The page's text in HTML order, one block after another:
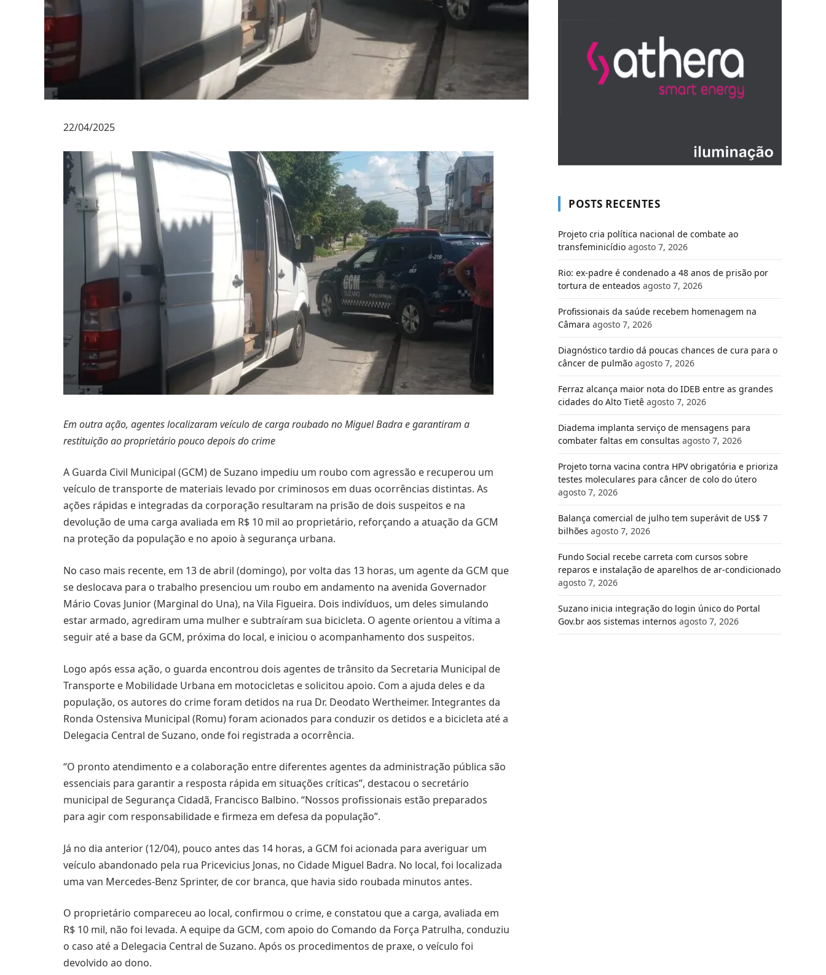
22/04/2025
Em outra ação, agentes localizaram veículo de carga roubado no Miguel Badra e garantiram a
restituição ao proprietário pouco depois do crime
A Guarda Civil Municipal (GCM) de Suzano impediu um roubo com agressão e recuperou um
veículo de transporte de materiais levado por criminosos em duas ocorrências distintas. As
ações rápidas e integradas da corporação resultaram na prisão de dois suspeitos e na
devolução de uma carga avaliada em R$ 10 mil ao proprietário, reforçando a atuação da GCM
na proteção da população e no apoio à segurança urbana.
No caso mais recente, em 13 de abril (domingo), por volta das 13 horas, um agente da GCM que
se deslocava para o trabalho presenciou um roubo em andamento na avenida Governador
Mário Covas Junior (Marginal do Una), na Vila Figueira. Dois indivíduos, um deles simulando
estar armado, agrediram uma mulher e subtraíram sua bicicleta. O agente orientou a vítima a
seguir até a base da GCM, próxima do local, e iniciou o acompanhamento dos suspeitos.
Logo após essa ação, o guarda encontrou dois agentes de trânsito da Secretaria Municipal de
Transporte e Mobilidade Urbana em motocicletas e solicitou apoio. Com a ajuda deles e da
população, os autores do crime foram detidos na rua Dr. Deodato Wertheimer. Integrantes da
Ronda Ostensiva Municipal (Romu) foram acionados para conduzir os detidos e a bicicleta até a
Delegacia Central de Suzano, onde foi registrada a ocorrência.
“O pronto atendimento e a colaboração entre diferentes agentes da administração pública são
essenciais para garantir a resposta rápida em situações críticas”, destacou o secretário
municipal de Segurança Cidadã, Francisco Balbino. “Nossos profissionais estão preparados
para agir com responsabilidade e firmeza em defesa da população”.
Já no dia anterior (12/04), pouco antes das 14 horas, a GCM foi acionada para averiguar um
veículo abandonado pela rua Pricevicius Jonas, no Cidade Miguel Badra. No local, foi localizada
uma van Mercedes-Benz Sprinter, de cor branca, que havia sido roubada minutos antes.
O proprietário compareceu ao local, confirmou o crime, e constatou que a carga, avaliada em
R$ 10 mil, não foi levada. A equipe da GCM, com apoio do Comando da Força Patrulha, conduziu
o caso até a Delegacia Central de Suzano. Após os procedimentos de praxe, o veículo foi
devolvido ao dono.
POSTS RECENTES
Projeto cria política nacional de combate ao
transfeminicídio agosto 7, 2026
Rio: ex-padre é condenado a 48 anos de prisão por
tortura de enteados agosto 7, 2026
Profissionais da saúde recebem homenagem na
Câmara agosto 7, 2026
Diagnóstico tardio dá poucas chances de cura para o
câncer de pulmão agosto 7, 2026
Ferraz alcança maior nota do IDEB entre as grandes
cidades do Alto Tietê agosto 7, 2026
Diadema implanta serviço de mensagens para
combater faltas em consultas agosto 7, 2026
Projeto torna vacina contra HPV obrigatória e prioriza
testes moleculares para câncer de colo do útero
agosto 7, 2026
Balança comercial de julho tem superávit de US$ 7
bilhões agosto 7, 2026
Fundo Social recebe carreta com cursos sobre
reparos e instalação de aparelhos de ar-condicionado
agosto 7, 2026
Suzano inicia integração do login único do Portal
Gov.br aos sistemas internos agosto 7, 2026